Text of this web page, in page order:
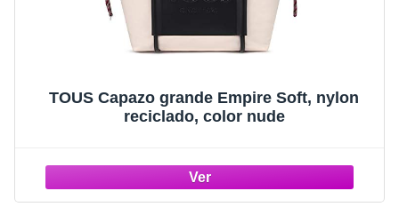
TOUS Capazo grande Empire Soft, nylon
reciclado, color nude